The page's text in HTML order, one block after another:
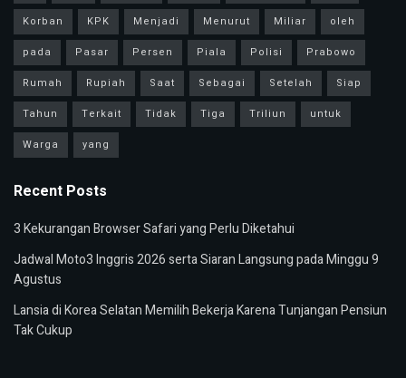
Korban
KPK Menjadi Menurut Miliar
oleh
pada
Pasar Persen Piala Polisi
Prabowo
Rumah
Rupiah Saat Sebagai Setelah
Siap
Tahun
Terkait Tidak Tiga Triliun
untuk
Warga
yang
Recent Posts
3 Kekurangan Browser Safari yang Perlu Diketahui
Jadwal Moto3 Inggris 2026 serta Siaran Langsung pada Minggu 9
Agustus
Lansia di Korea Selatan Memilih Bekerja Karena Tunjangan Pensiun
Tak Cukup